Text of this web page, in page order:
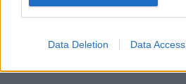
Data Deletion Data Access
εμπλουτίζεται ενώ θα
Αύγουστο.